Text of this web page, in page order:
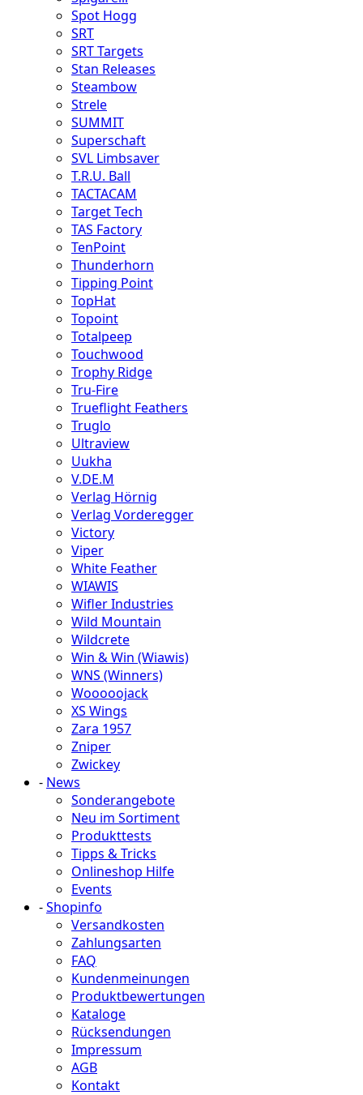
Spot Hogg
SRT
SRT Targets
Stan Releases
Steambow
Strele
SUMMIT
Superschaft
SVL Limbsaver
T.R.U. Ball
TACTACAM
Target Tech
TAS Factory
TenPoint
Thunderhorn
Tipping Point
TopHat
Topoint
Totalpeep
Touchwood
Trophy Ridge
Tru-Fire
Trueflight Feathers
Truglo
Ultraview
Uukha
V.DE.M
Verlag Hörnig
Verlag Vorderegger
Victory
Viper
White Feather
WIAWIS
Wifler Industries
Wild Mountain
Wildcrete
Win & Win (Wiawis)
WNS (Winners)
Wooooojack
XS Wings
Zara 1957
Zniper
Zwickey
- News
Sonderangebote
Neu im Sortiment
Produkttests
Tipps & Tricks
Onlineshop Hilfe
Events
-Shopinfo
Versandkosten
Zahlungsarten
FAQ
Kundenmeinungen
Produktbewertungen
Kataloge
Rücksendungen
Impressum
AGB
Kontakt